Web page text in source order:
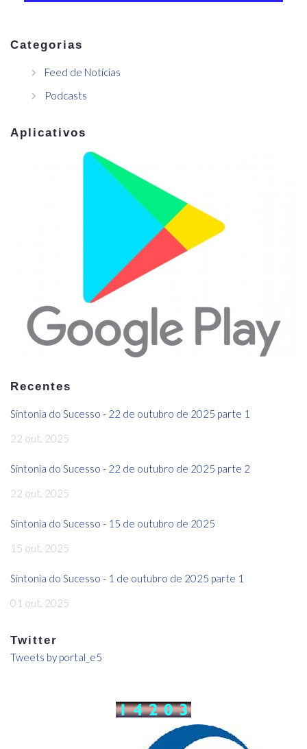
Categorias
Feed de Notícias
Podcasts
Aplicativos
Recentes
Sintonia do Sucesso - 22 de outubro de 2025 parte 1
22 out, 2025
Sintonia do Sucesso - 22 de outubro de 2025 parte 2
22 out, 2025
Sintonia do Sucesso - 15 de outubro de 2025
15 out, 2025
Sintonia do Sucesso - 1 de outubro de 2025 parte 1
01 out, 2025
Twitter
Tweets by portal_e5